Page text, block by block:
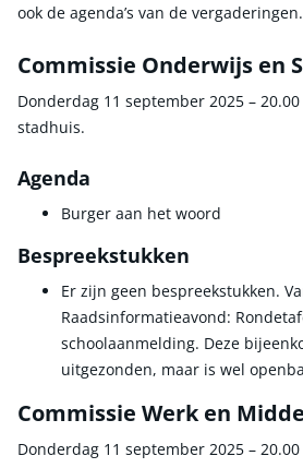
ook de agenda’s van de vergaderingen.
Commissie Onderwijs en
Donderdag 11 september 2025 –
stadhuis.
Agenda
Burger aan het woord
Bespreekstukken
Er zijn geen bespreekstukken.
Raadsinformatieavond:
schoolaanmelding. Deze
uitgezonden, maar is wel
Commissie Werk en
Donderdag 11 september 2025 –